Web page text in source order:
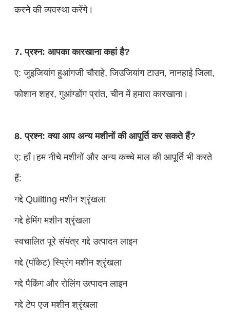
करने की व्यवस्था करेंगे।
7. प्रश्न: आपका कारखाना कहां है?
ए: जुइजियांग हुआंगजी चौराहे, जिउजियांग टाउन, नानहाई जिला,
फोशान शहर, गुआंग्डोंग प्रांत, चीन में हमारा कारखाना।
8. प्रश्न: क्या आप अन्य मशीनों की आपूर्ति कर सकते हैं?
ए: हाँ।हम नीचे मशीनों और अन्य कच्चे माल की आपूर्ति भी करते
हैं:
गद्दे Quilting मशीन श्रृंखला
गद्दे हेमिंग मशीन श्रृंखला
स्वचालित पूरे संयंत्र गद्दे उत्पादन लाइन
गद्दे (पॉकेट) स्प्रिंग मशीन श्रृंखला
गद्दे पैकिंग और रोलिंग उत्पादन लाइन
गद्दे टेप एज मशीन श्रृंखला